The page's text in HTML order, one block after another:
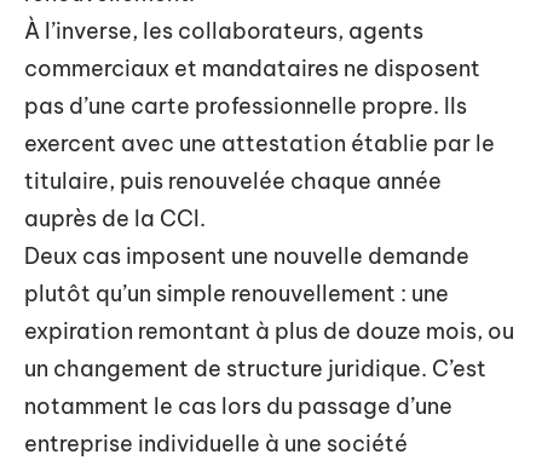
À l’inverse, les collaborateurs, agents
commerciaux et mandataires ne disposent
pas d’une carte professionnelle propre. Ils
exercent avec une attestation établie par le
titulaire, puis renouvelée chaque année
auprès de la CCI.
Deux cas imposent une nouvelle demande
plutôt qu’un simple renouvellement : une
expiration remontant à plus de douze mois, ou
un changement de structure juridique. C’est
notamment le cas lors du passage d’une
entreprise individuelle à une société